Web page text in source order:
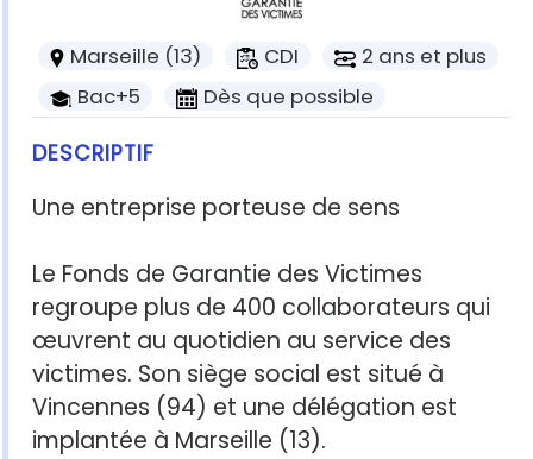
DESCRIPTIF
Une entreprise porteuse de sens
Le Fonds de Garantie des Victimes
regroupe plus de 400 collaborateurs qui
œuvrent au quotidien au service des
victimes. Son siège social est situé à
Vincennes (94) et une délégation est
implantée à Marseille (13).
Marseille (13) CDI
2 ans et plus
Bac+5
Dès que possible